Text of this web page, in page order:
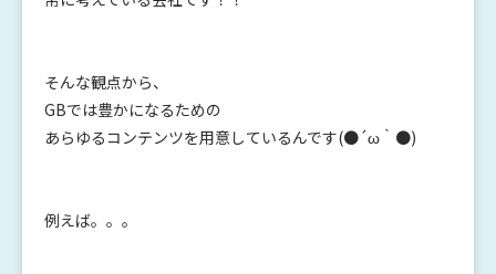
そんな観点から、
GBでは豊かになるための
あらゆるコンテンツを用意しているんです(●´ω｀●)
例えば。。。